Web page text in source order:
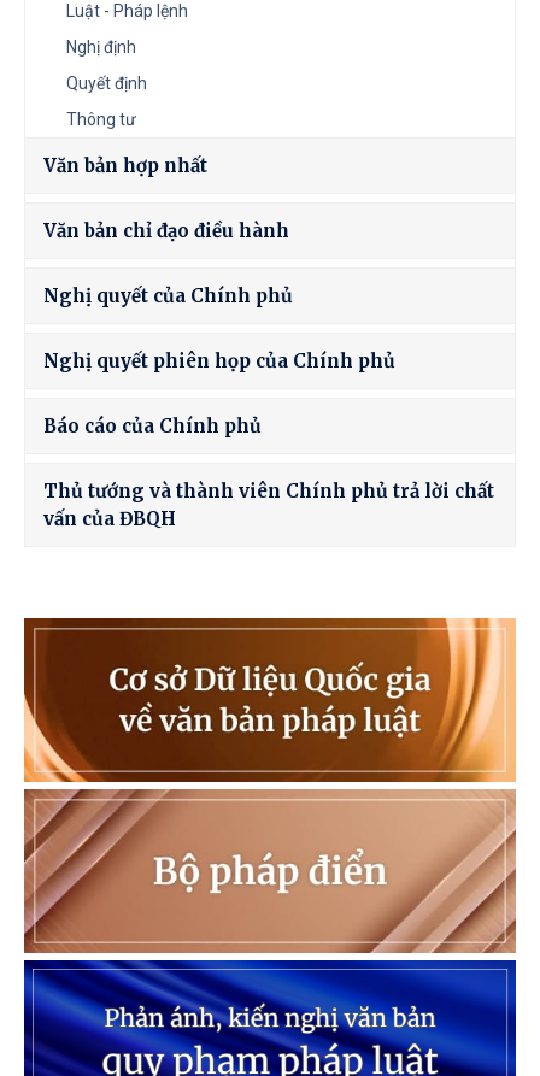
Luật - Pháp lệnh
Nghị định
Quyết định
Thông tư
Văn bản hợp nhất
Văn bản chỉ đạo điều hành
Nghị quyết của Chính phủ
Nghị quyết phiên họp của Chính phủ
Báo cáo của Chính phủ
Thủ tướng và thành viên Chính phủ trả lời chất
vấn của ĐBQH